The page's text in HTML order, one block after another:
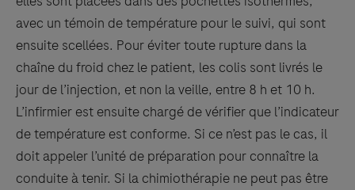
avec un témoin de température pour le suivi, qui sont
ensuite scellées. Pour éviter toute rupture dans la
chaîne du froid chez le patient, les colis sont livrés le
jour de l’injection, et non la veille, entre 8 h et 10 h.
L’infirmier est ensuite chargé de vérifier que l’indicateur
de température est conforme. Si ce n’est pas le cas, il
doit appeler l’unité de préparation pour connaître la
conduite à tenir. Si la chimiothérapie ne peut pas être